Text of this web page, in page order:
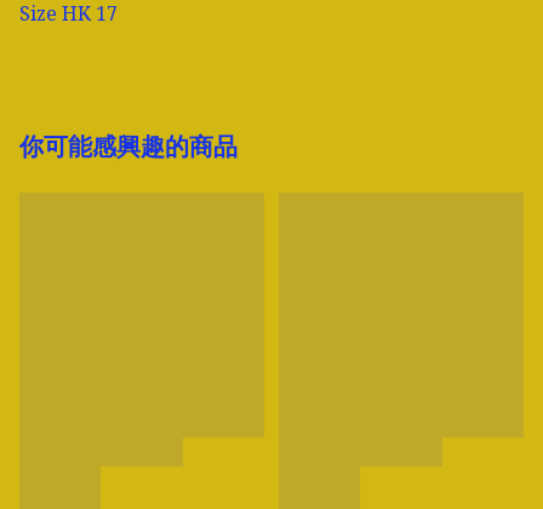
Size HK 17
你可能感興趣的商品